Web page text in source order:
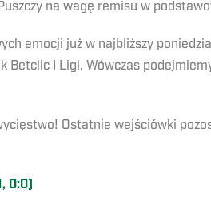
na wagę remisu w
emocji już w najbliższy
Betclic I Ligi. Wówczas
Ostatnie wejściówki
0:0)